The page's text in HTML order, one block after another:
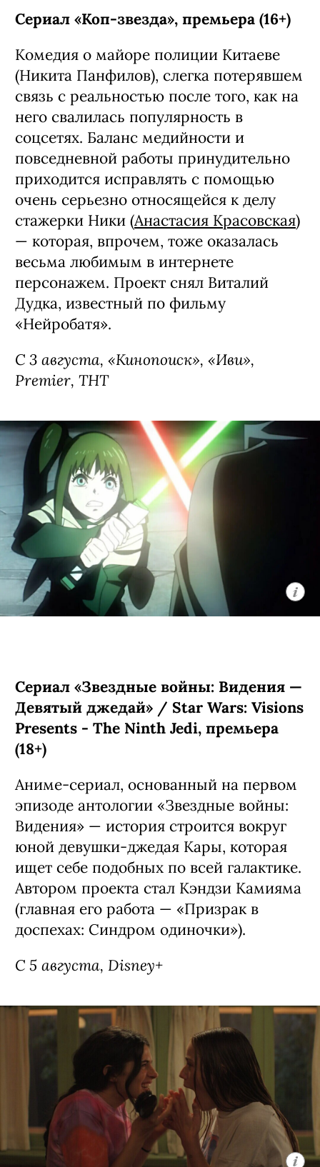
более опасная аномалия. Сценарий
написал Мэттью Робинсон, автор
«Удачи, веселья, не сдохни».
С 7 августа, Netflix
ЧТО ЕЩЕ ПОСМОТРЕТЬ
Сериал «Коп-звезда», премьера (16+)
Комедия о майоре полиции Китаеве
(Никита Панфилов), слегка потерявшем
связь с реальностью после того, как на
него свалилась популярность в
соцсетях. Баланс медийности и
повседневной работы принудительно
приходится исправлять с помощью
очень серьезно относящейся к делу
весьма любимым в интернете
персонажем. Проект снял Виталий
Дудка, известный по фильму
«Нейробатя».
Premier, ТНТ
Сериал «Звездные войны: Видения —
Девятый джедай» / Star Wars: Visions
Presents - The Ninth Jedi, премьера